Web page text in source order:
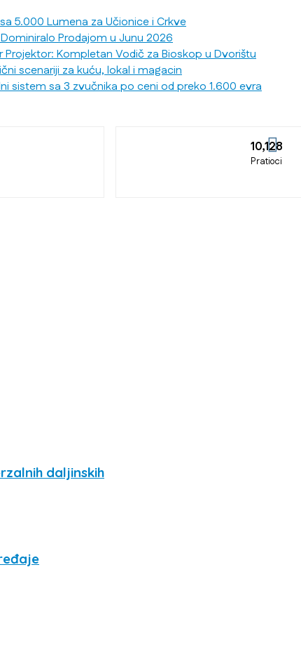
5.000 Lumena za Učionice i Crkve
Prodajom u Junu 2026
Projektor: Kompletan Vodič za Bioskop u Dvorištu
scenariji za kuću, lokal i magacin
sistem sa 3 zvučnika po ceni od preko 1.600 evra
10,128
Pratioci
daljinskih